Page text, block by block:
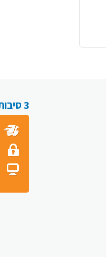
3 סיבות למה לעבור לפעמית אונליין: